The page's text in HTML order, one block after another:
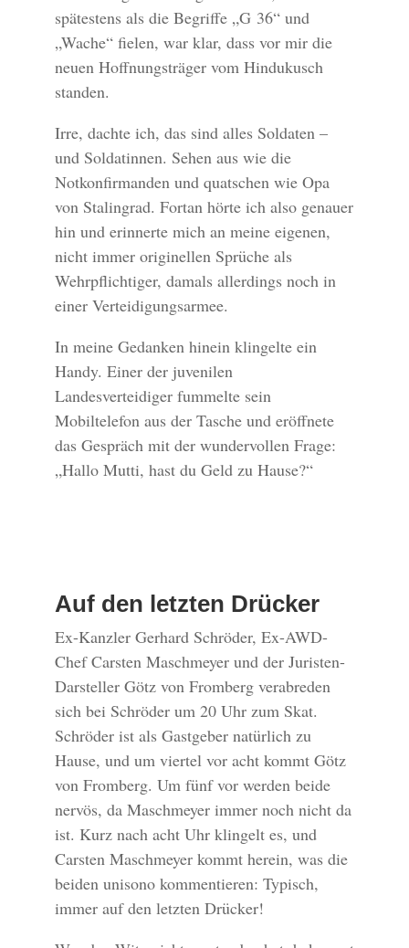
spätestens als die Begriffe „G 36“ und
„Wache“ fielen, war klar, dass vor mir die
neuen Hoffnungsträger vom Hindukusch
standen.
Irre, dachte ich, das sind alles Soldaten –
und Soldatinnen. Sehen aus wie die
Notkonfirmanden und quatschen wie Opa
von Stalingrad. Fortan hörte ich also genauer
hin und erinnerte mich an meine eigenen,
nicht immer originellen Sprüche als
Wehrpflichtiger, damals allerdings noch in
einer Verteidigungsarmee.
In meine Gedanken hinein klingelte ein
Handy. Einer der juvenilen
Landesverteidiger fummelte sein
Mobiltelefon aus der Tasche und eröffnete
das Gespräch mit der wundervollen Frage:
„Hallo Mutti, hast du Geld zu Hause?“
Auf den letzten Drücker
Ex-Kanzler Gerhard Schröder, Ex-AWD-
Chef Carsten Maschmeyer und der Juristen-
Darsteller Götz von Fromberg verabreden
sich bei Schröder um 20 Uhr zum Skat.
Schröder ist als Gastgeber natürlich zu
Hause, und um viertel vor acht kommt Götz
von Fromberg. Um fünf vor werden beide
nervös, da Maschmeyer immer noch nicht da
ist. Kurz nach acht Uhr klingelt es, und
Carsten Maschmeyer kommt herein, was die
beiden unisono kommentieren: Typisch,
immer auf den letzten Drücker!